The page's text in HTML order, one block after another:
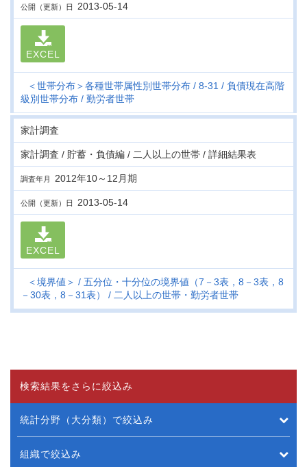
公開（更新）日 2013-05-14
EXCEL
＜世帯分布＞各種世帯属性別世帯分布 8-31
負債現在高階
級別世帯分布
勤労者世帯
家計調査
家計調査 / 貯蓄・負債編 / 二人以上の世帯 / 詳細結果表
調査年月 2012年10～12月期
公開（更新）日 2013-05-14
EXCEL
＜境界値＞
五分位・十分位の境界値（7－3表，8－3表，8
－30表，8－31表）
二人以上の世帯・勤労者世帯
検索結果をさらに絞込み
統計分野（大分類）で絞込み
組織で絞込み